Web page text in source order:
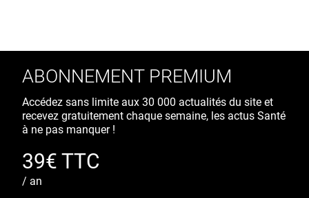
ABONNEMENT PREMIUM
Accédez sans limite aux 30 000 actualités du site et
recevez gratuitement chaque semaine, les actus Santé
à ne pas manquer !
39€ TTC
/ an